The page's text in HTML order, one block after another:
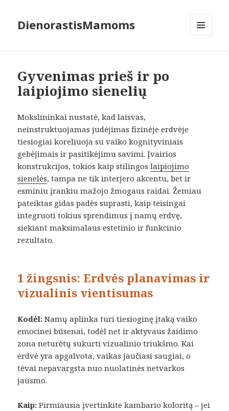
DienorastisMamoms
Gyvenimas prieš ir po
laipiojimo sienelių
Mokslininkai nustatė, kad laisvas,
neinstruktuojamas judėjimas fizinėje erdvėje
tiesiogiai koreliuoja su vaiko kognityviniais
gebėjimais ir pasitikėjimu savimi. Įvairios
konstrukcijos, tokios kaip stilingoslaipiojimo
sienelės, tampa ne tik interjero akcentu, bet ir
esminiu įrankiu mažojo žmogaus raidai. Žemiau
pateiktas gidas padės suprasti, kaip teisingai
integruoti tokius sprendimus į namų erdvę,
siekiant maksimalaus estetinio ir funkcinio
rezultato.
1 žingsnis: Erdvės planavimas ir
vizualinis vientisumas
Kodėl: Namų aplinka turi tiesioginę įtaką vaiko
emocinei būsenai, todėl net ir aktyvaus žaidimo
zona neturėtų sukurti vizualinio triukšmo. Kai
erdvė yra apgalvota, vaikas jaučiasi saugiai, o
tėvai nepavargsta nuo nuolatinės netvarkos
jausmo.
Kaip: Pirmiausia įvertinkite kambario koloritą – jei